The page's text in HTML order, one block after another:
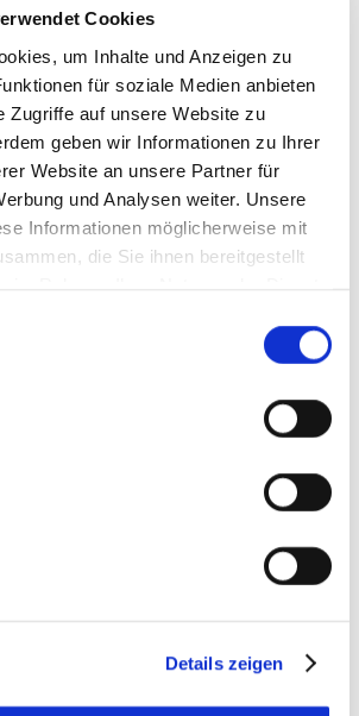
Cookies
um Inhalte und Anzeigen zu
für soziale Medien anbieten
Zugriffe auf unsere Website zu
geben wir Informationen zu Ihrer
Website an unsere Partner für
und Analysen weiter. Unsere
Informationen möglicherweise mit
die Sie ihnen bereitgestellt
unsere Webseite weiterhin nutzen.
Details zeigen
DER URLAUBSREGION TEGERNSEE
Informationen zur Ausbildung
LAUFENDEN